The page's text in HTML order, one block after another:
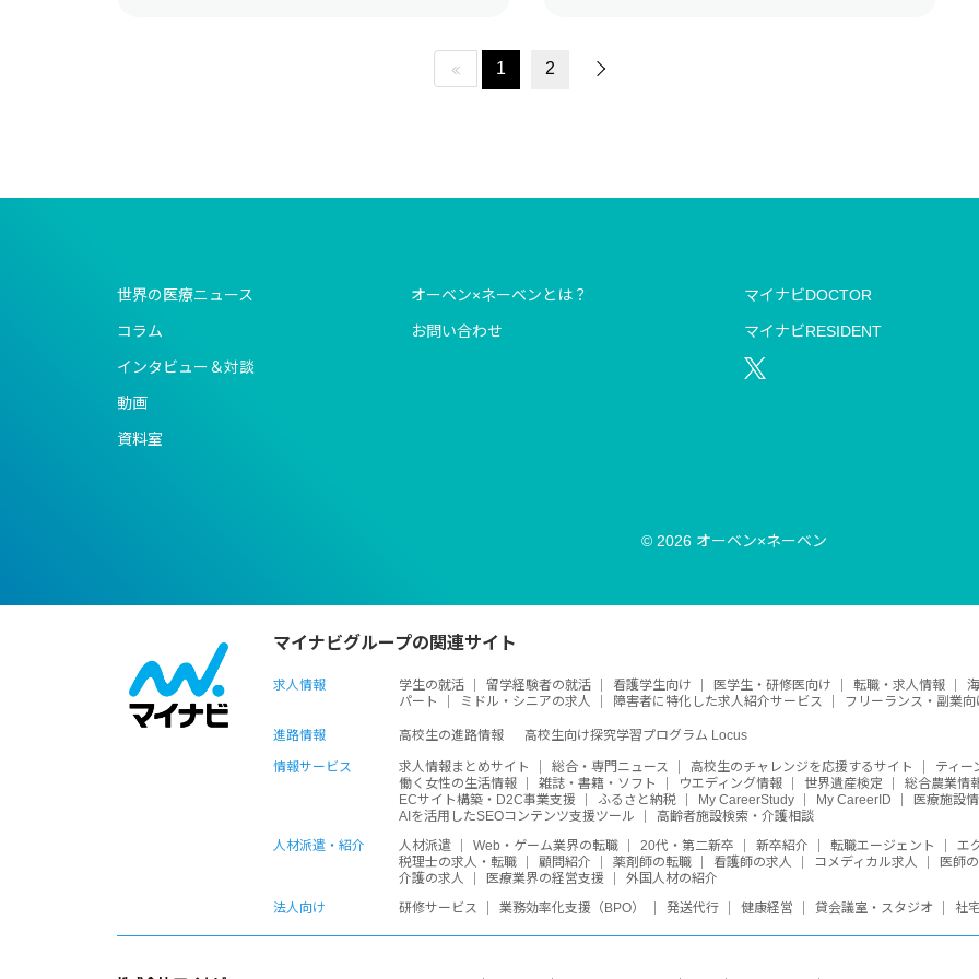
1 2
世界の医療ニュース
コラム
インタビュー＆対談
動画
資料室
オーベン×ネーベンとは？
お問い合わせ
マイナビDOCTOR
マイナビRESIDENT
© 2026 オーベン×ネーベン
マイナビグループの関連サイト
求人情報 学生の就活 留学経験者の就活 看護学生向け 医学生・研修医向け 転職・求人情報
パート
ミドル・シニアの求人 障害者に特化した求人紹介サービス フリーランス・副業
進路情報 高校生の進路情報 高校生向け探究学習プログラム Locus
情報サービス 求人情報まとめサイト 総合・専門ニュース 高校生のチャレンジを応援するサイト
ティー
働く女性の生活情報
雑誌・書籍・ソフト ウエディング情報 世界遺産検定
総合農業情
ECサイト構築・D2C事業支援
ふるさと納税 My CareerStudy My CareerID
医療施設
AIを活用したSEOコンテンツ支援ツール
高齢者施設検索・介護相談
人材派遣・紹介
人材派遣 Web・ゲーム業界の転職 20代・第二新卒 新卒紹介 転職エージェント
エ
税理士の求人・転職
顧問紹介 薬剤師の転職 看護師の求人 コメディカル求人
医師
介護の求人
医療業界の経営支援
外国人材の紹介
法人向け
研修サービス 業務効率化支援（BPO） 発送代行 健康経営 貸会議室・スタジオ 社